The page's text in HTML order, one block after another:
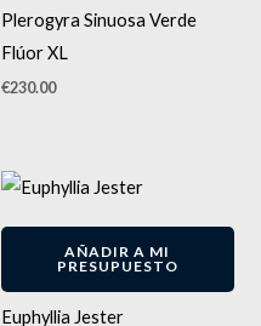
Plerogyra Sinuosa Verde
Flúor XL
€230.00
AÑADIR A MI
PRESUPUESTO
Euphyllia Jester